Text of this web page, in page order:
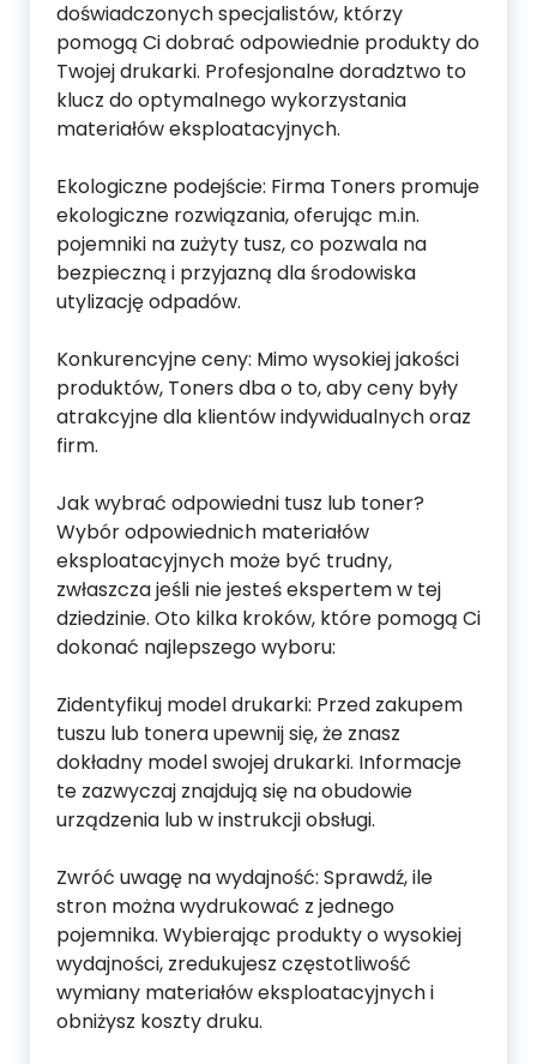
doświadczonych specjalistów, którzy
pomogą Ci dobrać odpowiednie produkty do
Twojej drukarki. Profesjonalne doradztwo to
klucz do optymalnego wykorzystania
materiałów eksploatacyjnych.
Ekologiczne podejście: Firma Toners promuje
ekologiczne rozwiązania, oferując m.in.
pojemniki na zużyty tusz, co pozwala na
bezpieczną i przyjazną dla środowiska
utylizację odpadów.
Konkurencyjne ceny: Mimo wysokiej jakości
produktów, Toners dba o to, aby ceny były
atrakcyjne dla klientów indywidualnych oraz
firm.
Jak wybrać odpowiedni tusz lub toner?
Wybór odpowiednich materiałów
eksploatacyjnych może być trudny,
zwłaszcza jeśli nie jesteś ekspertem w tej
dziedzinie. Oto kilka kroków, które pomogą Ci
dokonać najlepszego wyboru:
Zidentyfikuj model drukarki: Przed zakupem
tuszu lub tonera upewnij się, że znasz
dokładny model swojej drukarki. Informacje
te zazwyczaj znajdują się na obudowie
urządzenia lub w instrukcji obsługi.
Zwróć uwagę na wydajność: Sprawdź, ile
stron można wydrukować z jednego
pojemnika. Wybierając produkty o wysokiej
wydajności, zredukujesz częstotliwość
wymiany materiałów eksploatacyjnych i
obniżysz koszty druku.